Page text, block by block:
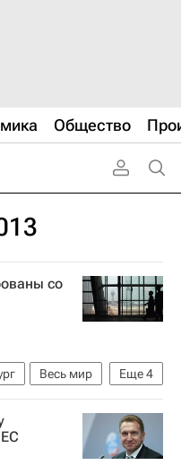
Общество
со
Еще4
Весь мир